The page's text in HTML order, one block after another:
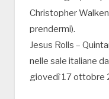
Christopher
prendermi).
Jesus Rolls –
nelle sale italiane
giovedì 17 ottobre